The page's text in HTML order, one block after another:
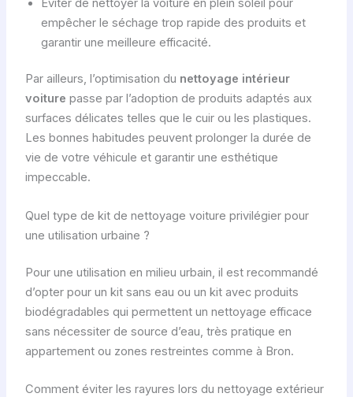
empêcher le séchage trop rapide des produits et
garantir une meilleure efficacité.
Par ailleurs, l’optimisation du nettoyage intérieur
voiture passe par l’adoption de produits adaptés aux
surfaces délicates telles que le cuir ou les plastiques.
Les bonnes habitudes peuvent prolonger la durée de
vie de votre véhicule et garantir une esthétique
impeccable.
Quel type de kit de nettoyage voiture privilégier pour
une utilisation urbaine ?
Pour une utilisation en milieu urbain, il est recommandé
d’opter pour un kit sans eau ou un kit avec produits
biodégradables qui permettent un nettoyage efficace
sans nécessiter de source d’eau, très pratique en
appartement ou zones restreintes comme à Bron.
Comment éviter les rayures lors du nettoyage extérieur